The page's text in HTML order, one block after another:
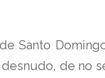
Santo
de no